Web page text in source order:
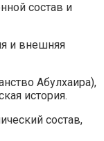
состав и
и внешняя
Абулхаира),
история.
состав,